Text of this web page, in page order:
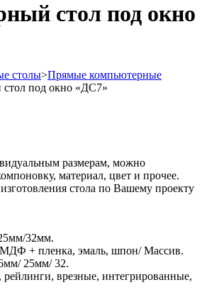
стол под окно
столы>Прямые компьютерные
под окно «ДС7»
размерам, можно
материал, цвет и прочее.
стола по Вашему проекту
32мм.
+ пленка, эмаль, шпон/ Массив.
25мм/ 32.
врезные, интегрированные,